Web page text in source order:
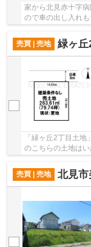
家から北見赤十字
ので車の出し入れ
売買 | 売地
緑ヶ丘
「緑ヶ丘2丁目土
のこちらの土地は
売買 | 売地
北見